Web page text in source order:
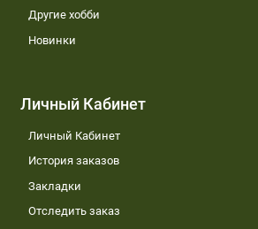
Другие хобби
Новинки
Личный Кабинет
Личный Кабинет
История заказов
Закладки
Отследить заказ